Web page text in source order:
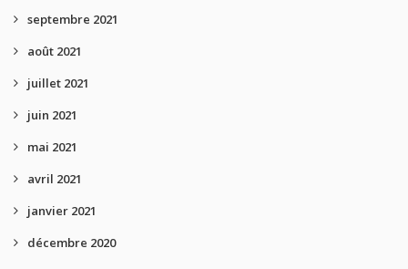
septembre 2021
août 2021
juillet 2021
juin 2021
mai 2021
avril 2021
janvier 2021
décembre 2020